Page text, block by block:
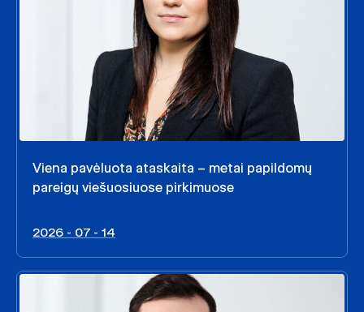
Viena pavėluota ataskaita – metai papildomų
pareigų viešuosiuose pirkimuose
2026 - 07 - 14